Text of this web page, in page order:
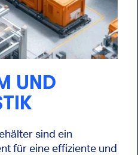
UND
sind ein
für eine effiziente und